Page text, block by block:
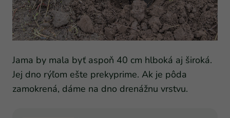
Jama by mala byť aspoň 40 cm hlboká aj široká.
Jej dno rýľom ešte prekyprime. Ak je pôda
zamokrená, dáme na dno drenážnu vrstvu.